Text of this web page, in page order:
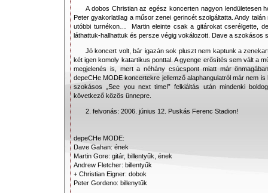
A dobos Christian az egész koncerten nagyon lendületesen
Peter gyakorlatilag a műsor zenei gerincét szolgáltatta. Andy
utóbbi turnékon… Martin eleinte csak a gitárokat cserélgette,
láthattuk-hallhattuk és persze végig vokálozott. Dave a szokásos
Jó koncert volt, bár igazán sok pluszt nem kaptunk a
két igen komoly katartikus ponttal. A gyenge erősítés sem vált a
megjelenés is, mert a néhány csúcspont miatt már
depeCHe MODE koncertekre jellemző alaphangulatról már nem
szokásos „See you next time!” felkiáltás után mindenki
következő közös ünnepre.
2. felvonás: 2006. június 12. Puskás Ferenc Stadion!
depeCHe MODE:
Dave Gahan: ének
Martin Gore: gitár, billentyűk, ének
Andrew Fletcher: billentyűk
+ Christian Eigner: dobok
Peter Gordeno: billenytűk